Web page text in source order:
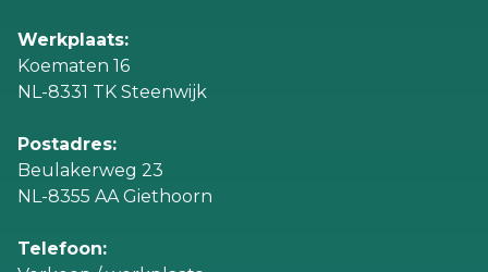
Werkplaats:
Koematen 16
NL-8331 TK Steenwijk
Postadres:
Beulakerweg 23
NL-8355 AA Giethoorn
Telefoon: